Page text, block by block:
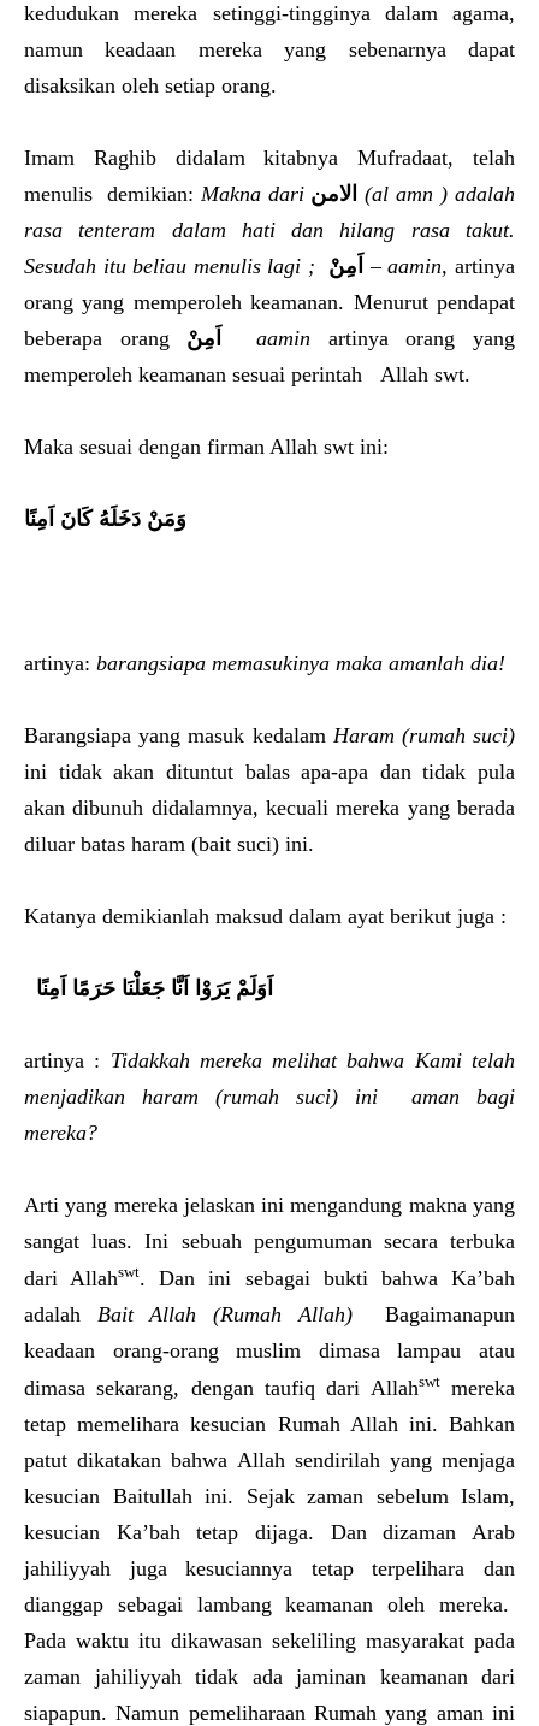
kedudukan mereka setinggi-tingginya dalam agama,
namun keadaan mereka yang sebenarnya dapat
disaksikan oleh setiap orang.
Imam Raghib didalam kitabnya Mufradaat, telah
menulis demikian: Makna dari الامن (al amn ) adalah
rasa tenteram dalam hati dan hilang rasa takut.
Sesudah itu beliau menulis lagi ;
اَمِنْ–aamin, artinya
orang yang memperoleh keamanan. Menurut pendapat
beberapa orang
aamin artinya orang yang
memperoleh keamanan sesuai perintah Allah swt.
Maka sesuai dengan firman Allah swt ini:
وَمَنْ دَخَلَهُ كَانَ اَمِنًا
artinya: barangsiapa memasukinya maka amanlah dia!
Barangsiapa yang masuk kedalam Haram (rumah suci)
ini tidak akan dituntut balas apa-apa dan tidak pula
akan dibunuh didalamnya, kecuali mereka yang berada
diluar batas haram (bait suci) ini.
Katanya demikianlah maksud dalam ayat berikut juga :
اَوَلَمْ يَرَوْا اَنَّا جَعَلْنَا حَرَمًا اَمِنًا
artinya : Tidakkah mereka melihat bahwa Kami telah
menjadikan haram (rumah suci) ini aman bagi
mereka?
Arti yang mereka jelaskan ini mengandung makna yang
sangat luas. Ini sebuah pengumuman secara terbuka
dari Allahswt. Dan ini sebagai bukti bahwa Ka’bah
adalah Bait Allah (Rumah Allah)
Bagaimanapun
keadaan orang-orang muslim dimasa lampau atau
dimasa sekarang, dengan taufiq dari Allahswtmereka
tetap memelihara kesucian Rumah Allah ini. Bahkan
patut dikatakan bahwa Allah sendirilah yang menjaga
kesucian Baitullah ini. Sejak zaman sebelum Islam,
kesucian Ka’bah tetap dijaga. Dan dizaman Arab
jahiliyyah juga kesuciannya tetap terpelihara dan
dianggap sebagai lambang keamanan oleh mereka.
Pada waktu itu dikawasan sekeliling masyarakat pada
zaman jahiliyyah tidak ada jaminan keamanan dari
siapapun. Namun pemeliharaan Rumah yang aman ini